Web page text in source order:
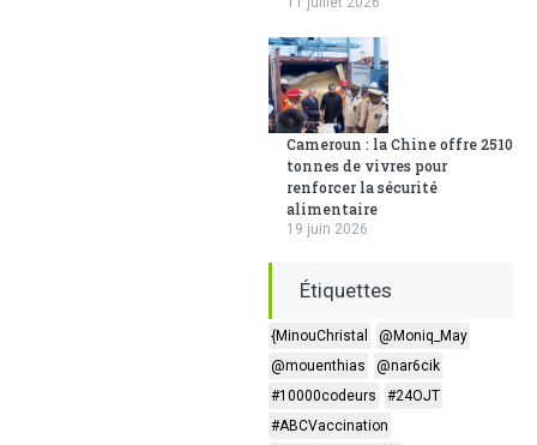
Cameroun : la Chine offre 2510
tonnes de vivres pour
renforcer la sécurité
alimentaire
19 juin 2026
Étiquettes
{MinouChristal
@Moniq_May
@mouenthias
@nar6cik
#10000codeurs
#24OJT
#ABCVaccination